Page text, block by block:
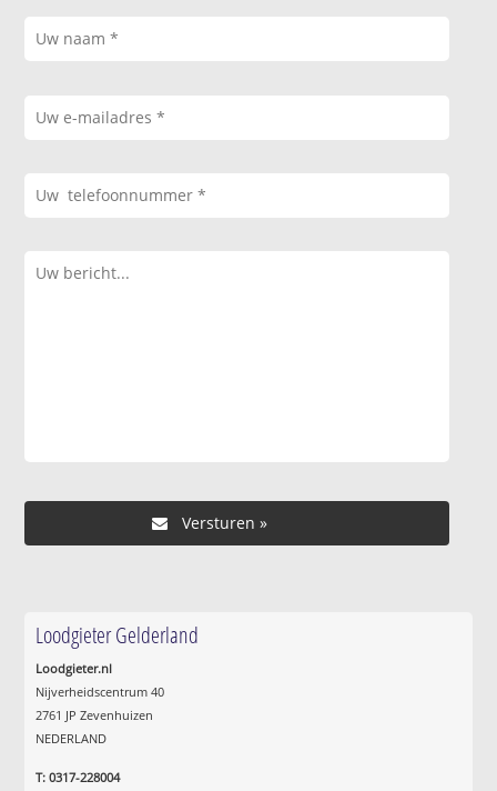
Loodgieter Gelderland
Loodgieter.nl
Nijverheidscentrum 40
2761 JP Zevenhuizen
NEDERLAND
T: 0317-228004